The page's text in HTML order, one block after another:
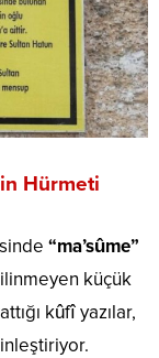
Hürmeti
“ma’sûme”
küçük
kûfî yazılar,